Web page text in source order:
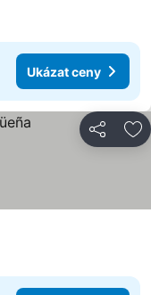
Ukázat ceny
Sdílet